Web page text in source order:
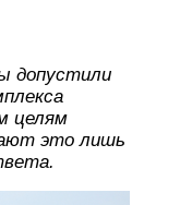
допустили
целям
это лишь